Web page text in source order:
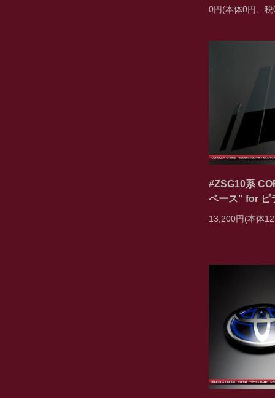
0円(本体0円、
#ZSG10系
ベース" for ピ
13,200円(本体